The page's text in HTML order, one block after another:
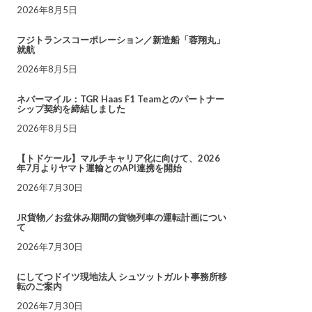
2026年8月5日
フジトランスコーポレーション／新造船「蓉翔丸」
就航
2026年8月5日
ネバーマイル：TGR Haas F1 Teamとのパートナー
シップ契約を締結しました
2026年8月5日
【トドケール】マルチキャリア化に向けて、2026
年7月よりヤマト運輸とのAPI連携を開始
2026年7月30日
JR貨物／お盆休み期間の貨物列車の運転計画につい
て
2026年7月30日
にしてつドイツ現地法人 シュツットガルト事務所移
転のご案内
2026年7月30日